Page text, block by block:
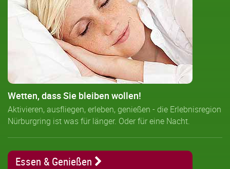
Wetten, dass Sie bleiben wollen!
Aktivieren, ausfliegen, erleben, genießen - die Erlebnisregion
Nürburgring ist was für länger. Oder für eine Nacht.
Essen & Genießen